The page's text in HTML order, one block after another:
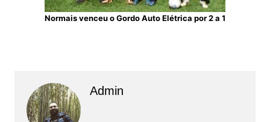
Normais venceu o Gordo Auto Elétrica por 2 a 1
Admin